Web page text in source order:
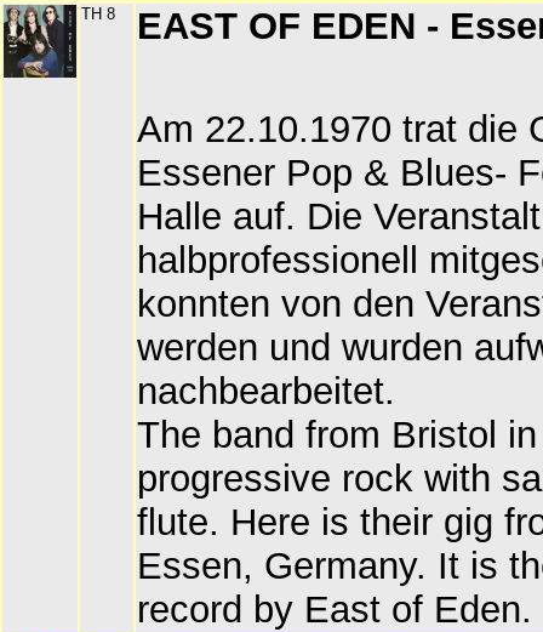
TH 8 EAST OF EDEN -
Am 22.10.1970 trat die
Essener Pop & Blues-
Halle auf. Die
halbprofessionell
konnten von den
werden und wurden
nachbearbeitet.
The band from Bristol
progressive rock with
flute. Here is their gig
Essen, Germany. It is
record by East of Eden.